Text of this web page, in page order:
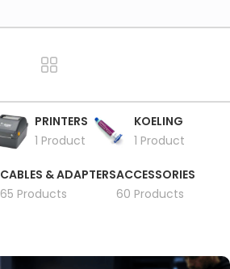
PRINTERS
1 Product
KOELING
1 Product
CABLES & ADAPTERS
65 Products
ACCESSORIES
60 Products